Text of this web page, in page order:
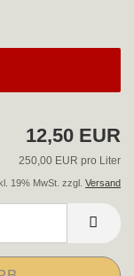
12,50 EUR
250,00 EUR pro Liter
19% MwSt. zzgl. Versand